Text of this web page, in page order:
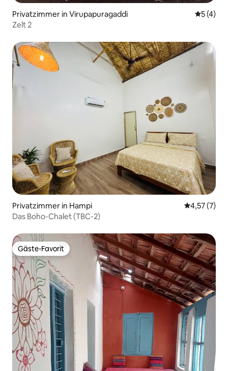
Privatzimmer in Virupapuragaddi
5 (4)
Zelt 2
Privatzimmer in Hampi
4,57 (7)
Das Boho-Chalet (TBC-2)
Gäste-Favorit
Gäste-Favorit